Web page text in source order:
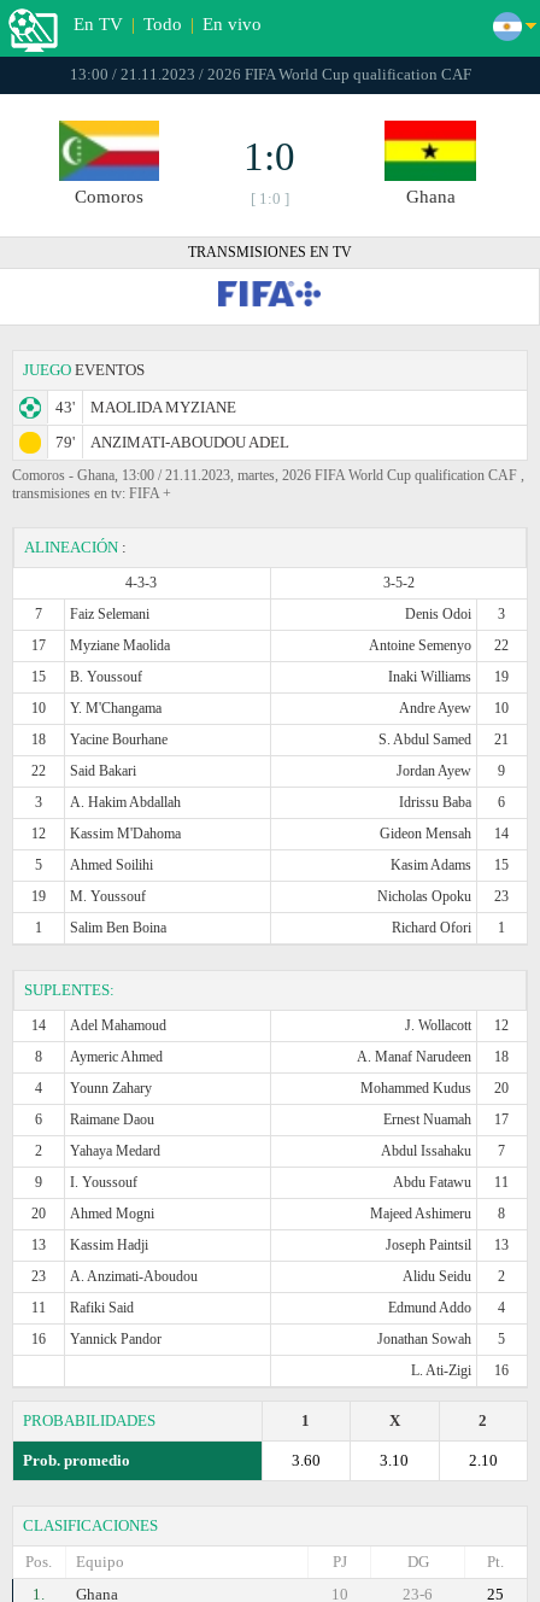
En TV | Todo | En vivo
13:00 / 21.11.2023 / 2026 FIFA World Cup qualification CAF
Comoros
1:0
[ 1:0 ] Ghana
TRANSMISIONES EN TV
JUEGO EVENTOS
43'
MAOLIDA MYZIANE
79'
ANZIMATI-ABOUDOU ADEL
Comoros - Ghana, 13:00 / 21.11.2023, martes, 2026 FIFA World Cup qualification CAF ,
transmisiones en tv: FIFA +
ALINEACIÓN :
4-3-3
3-5-2
7
Faiz Selemani Denis Odoi
3
17
Myziane Maolida Antoine Semenyo
22
15
B. Youssouf Inaki Williams
19
10
Y. M'Changama Andre Ayew
10
18
Yacine Bourhane S. Abdul Samed
21
22
Said Bakari Jordan Ayew
9
3
A. Hakim Abdallah Idrissu Baba
6
12
Kassim M'Dahoma Gideon Mensah
14
5
Ahmed Soilihi Kasim Adams
15
19
M. Youssouf Nicholas Opoku
23
1
Salim Ben Boina Richard Ofori 1
SUPLENTES:
14 Adel Mahamoud J. Wollacott
12
8
Aymeric Ahmed A. Manaf Narudeen
18
4
Younn Zahary Mohammed Kudus
20
6
Raimane Daou Ernest Nuamah
17
2
Yahaya Medard Abdul Issahaku
7
9
I. Youssouf Abdu Fatawu
11
20
Ahmed Mogni Majeed Ashimeru
8
13
Kassim Hadji Joseph Paintsil
13
23
A. Anzimati-Aboudou Alidu Seidu
2
11
Rafiki Said Edmund Addo
4
16
Yannick Pandor Jonathan Sowah
5
L. Ati-Zigi
16
PROBABILIDADES 2
X
1
Prob. promedio 2.10
3.10
3.60
CLASIFICACIONES
Pos.
Equipo Pt.
DG
PJ
1.
Ghana 25
23-6
10